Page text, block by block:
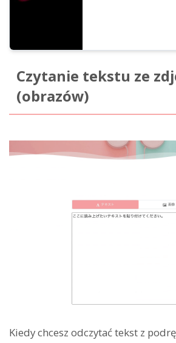
Czytanie tekstu ze
(obrazów)
Kiedy chcesz odczytać tekst z